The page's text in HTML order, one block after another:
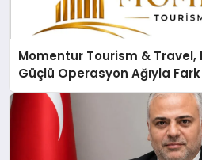
Momentur Tourism &
Güçlü Operasyon Ağıyla